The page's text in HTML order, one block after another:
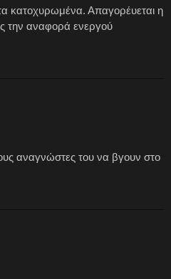
κατοχυρωμένα. Απαγορέυεται η
την αναφορά ενεργού
αναγνώστες του να βγουν στο